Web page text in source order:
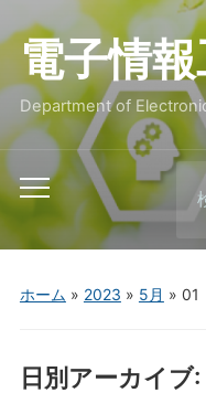
電子情
Department of
Toggle
mobile
menu
for:
ホーム » 2023 » 5月 » 01
日別アーカイブ: